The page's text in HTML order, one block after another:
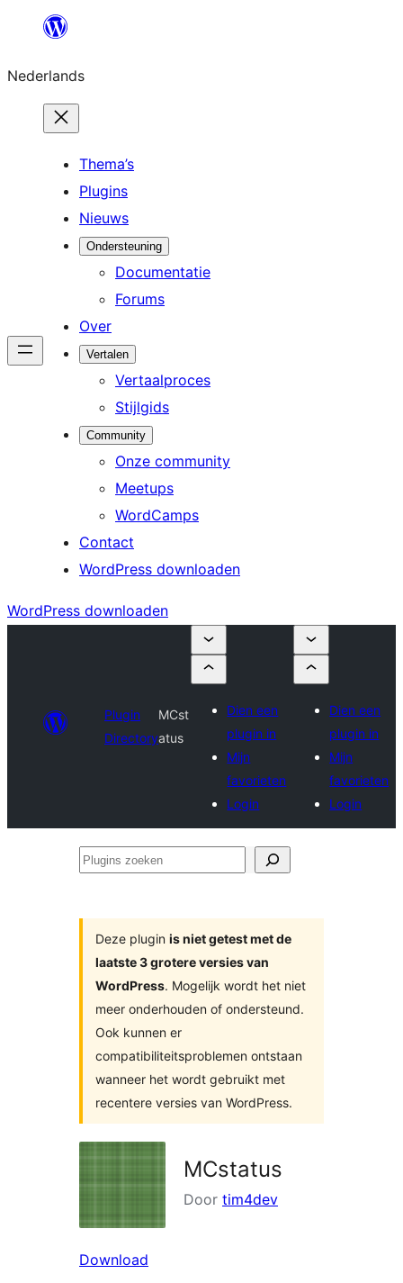
de
inhoud
Nederlands
Thema’s
Plugins
Nieuws
Ondersteuning
Documentatie
Forums
Over
Vertalen
Vertaalproces
Stijlgids
Community
Onze community
Meetups
WordCamps
Contact
WordPress downloaden
WordPress downloaden
Plugin
Directory
MCst
atus
Dien een
plugin in
Mijn
favorieten
Login
Dien een
plugin in
Mijn
favorieten
Login
Plugins
Deze plugin is niet getest met de
laatste 3 grotere versies van
WordPress. Mogelijk wordt het niet
meer onderhouden of ondersteund.
Ook kunnen er
compatibiliteitsproblemen ontstaan
wanneer het wordt gebruikt met
recentere versies van WordPress.
MCstatus
Door tim4dev
Download